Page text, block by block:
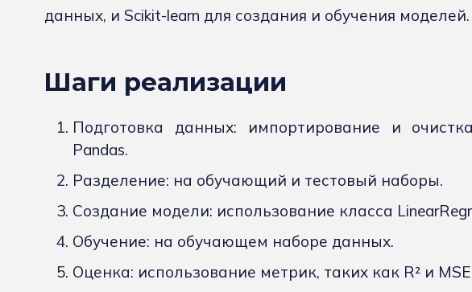
данных, и Scikit-learn для создания и обучения моделей.
Шаги реализации
Подготовка данных: импортирование и
Pandas.
Разделение: на обучающий и тестовый наборы.
Создание модели: использование класса
Обучение: на обучающем наборе данных.
Оценка: использование метрик, таких как R² и